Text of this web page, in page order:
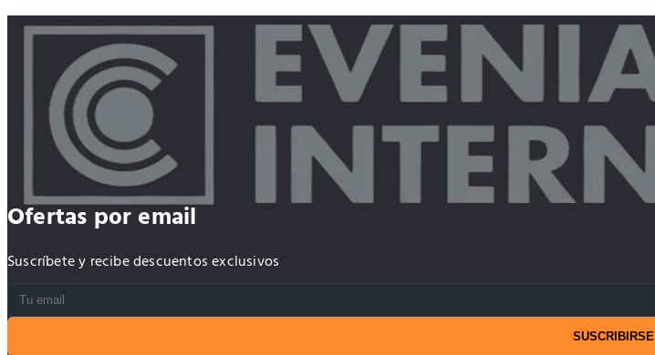
Ofertas por email
Suscríbete y recibe descuentos exclusivos
SUSCRIBIRSE